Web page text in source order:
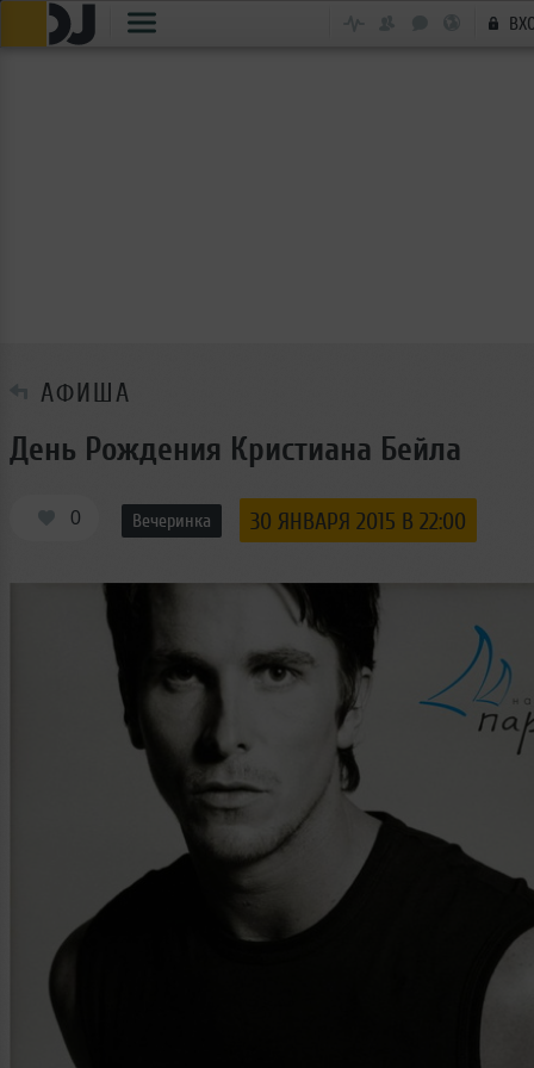
АФИША
День Рождения Кристиана Бейла
0 Вечеринка 30 ЯНВАРЯ 2015 В 22:00